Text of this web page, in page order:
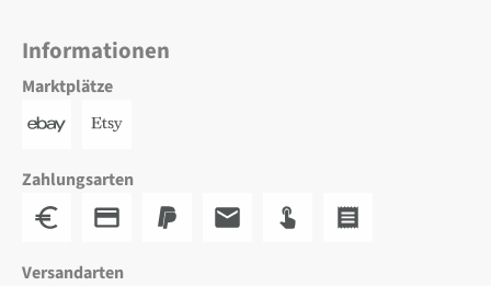
Informationen
Marktplätze
Zahlungsarten
Versandarten